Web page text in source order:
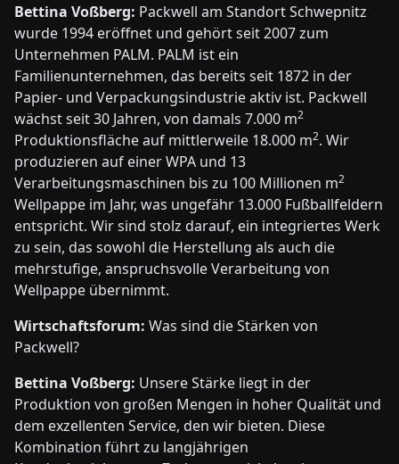
Bettina Voßberg: Packwell am Standort Schwepnitz
wurde 1994 eröffnet und gehört seit 2007 zum
Unternehmen PALM. PALM ist ein
Familienunternehmen, das bereits seit 1872 in der
Papier- und Verpackungsindustrie aktiv ist. Packwell
wächst seit 30 Jahren, von damals 7.000 m2
Produktionsfläche auf mittlerweile 18.000 m2. Wir
produzieren auf einer WPA und 13
Verarbeitungsmaschinen bis zu 100 Millionen m2
Wellpappe im Jahr, was ungefähr 13.000 Fußballfeldern
entspricht. Wir sind stolz darauf, ein integriertes Werk
zu sein, das sowohl die Herstellung als auch die
mehrstufige, anspruchsvolle Verarbeitung von
Wellpappe übernimmt.
Wirtschaftsforum: Was sind die Stärken von
Packwell?
Bettina Voßberg: Unsere Stärke liegt in der
Produktion von großen Mengen in hoher Qualität und
dem exzellenten Service, den wir bieten. Diese
Kombination führt zu langjährigen